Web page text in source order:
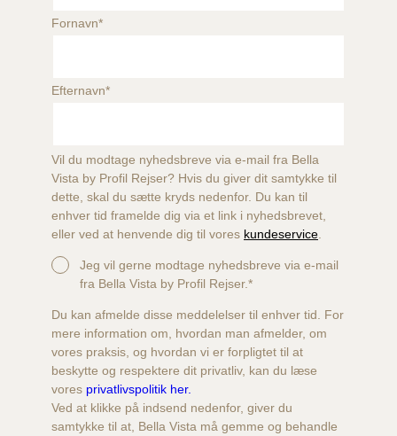
Fornavn*
Efternavn*
Vil du modtage nyhedsbreve via e-mail fra Bella
Vista by Profil Rejser? Hvis du giver dit samtykke til
dette, skal du sætte kryds nedenfor. Du kan til
enhver tid framelde dig via et link i nyhedsbrevet,
eller ved at henvende dig til vores kundeservice
Jeg vil gerne modtage nyhedsbreve via e-mail
fra Bella Vista by Profil Rejser.*
Du kan afmelde disse meddelelser til enhver tid. For
mere information om, hvordan man afmelder, om
vores praksis, og hvordan vi er forpligtet til at
beskytte og respektere dit privatliv, kan du læse
vores privatlivspolitik her.
Ved at klikke på indsend nedenfor, giver du
samtykke til at, Bella Vista må gemme og behandle